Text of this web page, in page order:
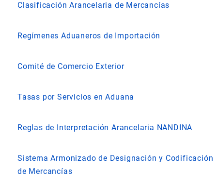
Clasificación Arancelaria de Mercancías
Regímenes Aduaneros de Importación
Comité de Comercio Exterior
Tasas por Servicios en Aduana
Reglas de Interpretación Arancelaria NANDINA
Sistema Armonizado de Designación y Codificación
de Mercancías